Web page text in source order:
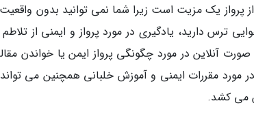
یک مزیت است زیرا شما نمی توانید بدون واقعیت
ترس دارید، یادگیری در مورد پرواز و ایمنی از
آنلاین در مورد چگونگی پرواز ایمن یا خواندن
مورد مقررات ایمنی و آموزش خلبانی همچنین می
می کشد.